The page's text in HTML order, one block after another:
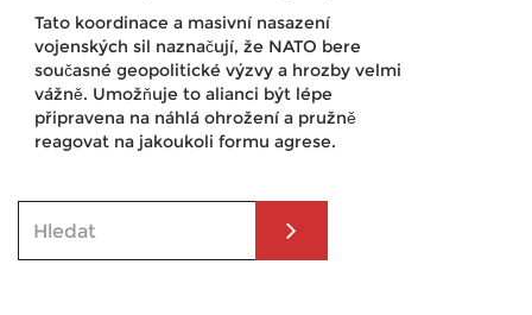
Tato koordinace a masivní nasazení
vojenských sil naznačují, že NATO bere
současné geopolitické výzvy a hrozby velmi
vážně. Umožňuje to alianci být lépe
připravena na náhlá ohrožení a pružně
reagovat na jakoukoli formu agrese.